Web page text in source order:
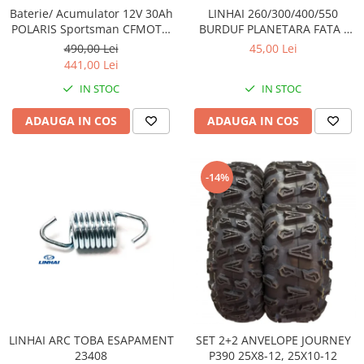
Baterii ATV
Bloc lumini
Blocuri Comenzi
Bobina inductie
Butoane
CALCULATOR SERVO
ELECTROMOTOR
Relee
Rotor
Termostate
Protectii
Armura Moto
Centura Spate
Gat
Genunchiere
Touring
Vesta
Baterie/ Acumulator 12V 30Ah
POLARIS Sportsman CFMOTO
400 / 450 AU / 550 / 625 / 820 /
850 / 1000 fara intretinere
490,00 Lei
441,00 Lei
IN STOC
ADAUGA IN COS
LINHAI 260/300/400/550
BURDUF PLANETARA FATA /
SPATE 24403
45,00 Lei
IN STOC
ADAUGA IN COS
LINHAI ARC TOBA ESAPAMENT
23408
-14%
SET 2+2 ANVELOPE JOURNEY
P390 25X8-12, 25X10-12